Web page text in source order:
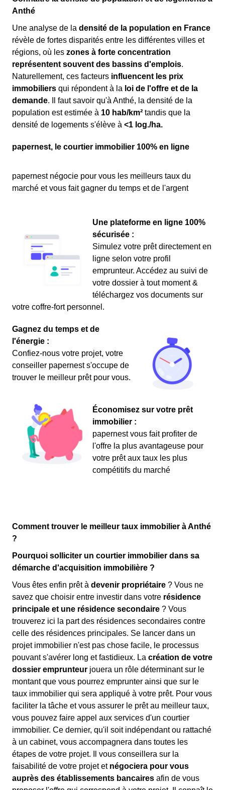
Anthé
Une analyse de la densité de la population en France
révèle de fortes disparités entre les différentes villes et
régions, où les zones à forte concentration
représentent souvent des bassins d'emplois.
Naturellement, ces facteurs influencent les prix
immobiliers qui répondent à la loi de l'offre et de la
demande. Il faut savoir qu'à Anthé, la densité de la
population est estimée à 10 hab/km² tandis que la
densité de logements s'élève à <1 log./ha.
papernest, le courtier immobilier 100% en ligne
papernest négocie pour vous les meilleurs taux du
marché et vous fait gagner du temps et de l'argent
Une plateforme en ligne 100%
sécurisée :
Simulez votre prêt directement en
ligne selon votre profil
emprunteur. Accédez au suivi de
votre dossier à tout moment &
téléchargez vos documents sur
votre coffre-fort personnel.
Gagnez du temps et de
l'énergie :
Confiez-nous votre projet, votre
conseiller papernest s'occupe de
trouver le meilleur prêt pour vous.
Économisez sur votre prêt
immobilier :
papernest vous fait profiter de
l'offre la plus avantageuse pour
votre prêt aux taux les plus
compétitifs du marché
Comment trouver le meilleur taux immobilier à Anthé
?
Pourquoi solliciter un courtier immobilier dans sa
démarche d'acquisition immobilière ?
Vous êtes enfin prêt à devenir propriétaire ? Vous ne
savez que choisir entre investir dans votre résidence
principale et une résidence secondaire ? Vous
trouverez ici la part des résidences secondaires contre
celle des résidences principales. Se lancer dans un
projet immobilier n'est pas chose facile, le processus
pouvant s'avérer long et fastidieux. La création de votre
dossier emprunteur jouera un rôle déterminant sur le
montant que vous pourrez emprunter ainsi que sur le
taux immobilier qui sera appliqué à votre prêt. Pour vous
faciliter la tâche et vous assurer le prêt au meilleur taux,
vous pouvez faire appel aux services d'un courtier
immobilier. Ce dernier, qu'il soit indépendant ou rattaché
à un cabinet, vous accompagnera dans toutes les
étapes de votre projet. Il vous conseillera sur la
faisabilité de votre projet et négociera pour vous
auprès des établissements bancaires afin de vous